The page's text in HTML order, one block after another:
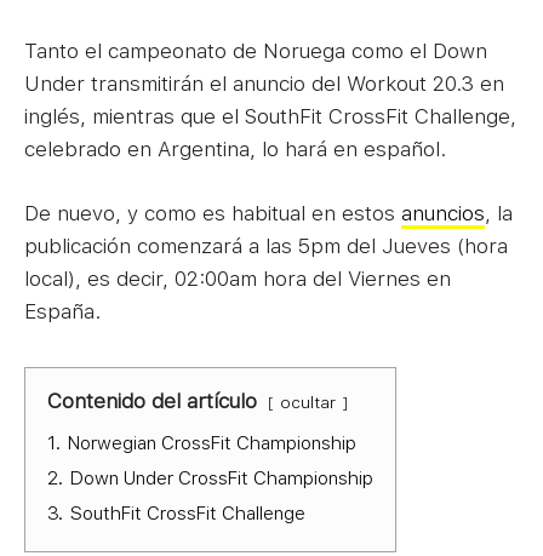
Tanto el campeonato de Noruega como el Down
Under transmitirán el anuncio del Workout 20.3 en
inglés, mientras que el SouthFit CrossFit Challenge,
celebrado en Argentina, lo hará en español.
De nuevo, y como es habitual en estos anuncios, la
publicación comenzará a las 5pm del Jueves (hora
local), es decir, 02:00am hora del Viernes en
España.
Contenido del artículo ocultar
1. Norwegian CrossFit Championship
2. Down Under CrossFit Championship
3. SouthFit CrossFit Challenge